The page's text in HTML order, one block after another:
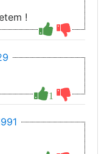
Nem egy hűha,de én úgy szeretem !
1